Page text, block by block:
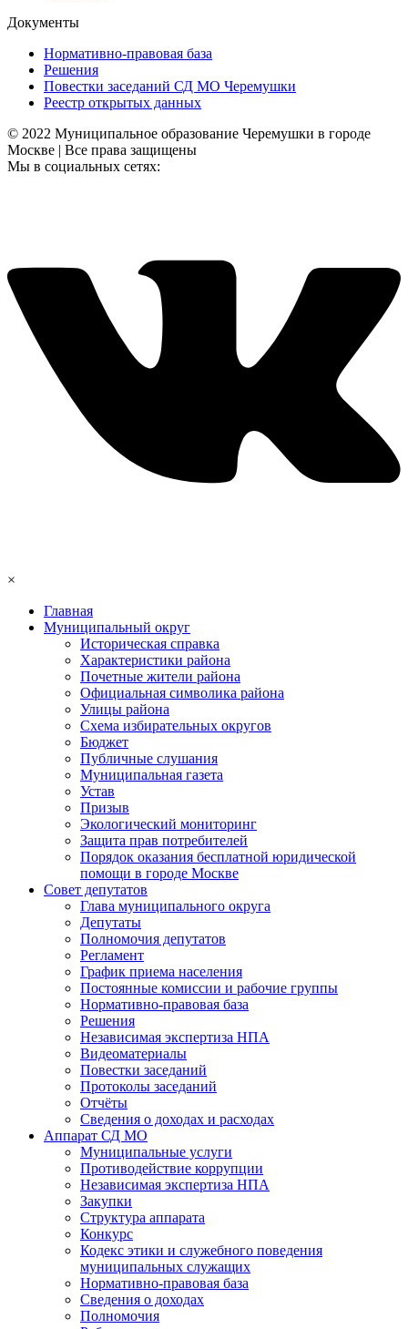
Документы
Нормативно-правовая база
Решения
Повестки заседаний СД МО Черемушки
Реестр открытых данных
© 2022 Муниципальное образование Черемушки в городе
Москве | Все права защищены
Мы в социальных сетях:
×
Главная
Муниципальный округ
Историческая справка
Характеристики района
Почетные жители района
Официальная символика района
Улицы района
Схема избирательных округов
Бюджет
Публичные слушания
Муниципальная газета
Устав
Призыв
Экологический мониторинг
Защита прав потребителей
Порядок оказания бесплатной юридической
помощи в городе Москве
Совет депутатов
Глава муниципального округа
Депутаты
Полномочия депутатов
Регламент
График приема населения
Постоянные комиссии и рабочие группы
Нормативно-правовая база
Решения
Независимая экспертиза НПА
Видеоматериалы
Повестки заседаний
Протоколы заседаний
Отчёты
Сведения о доходах и расходах
Аппарат СД МО
Муниципальные услуги
Противодействие коррупции
Независимая экспертиза НПА
Закупки
Структура аппарата
Конкурс
Кодекс этики и служебного поведения
муниципальных служащих
Нормативно-правовая база
Сведения о доходах
Полномочия